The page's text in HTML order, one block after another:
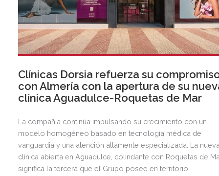
Clínicas Dorsia refuerza su
con Almería con la apertura de su
clínica Aguadulce-Roquetas de Mar
La compañía continúa impulsando su crecimiento con un
modelo homogéneo basado en tecnología médica de
vanguardia y una atención altamente especializada. La
clínica abierta en Aguadulce, colindante con Roquetas de
significa la tercera que el Grupo posee en territorio